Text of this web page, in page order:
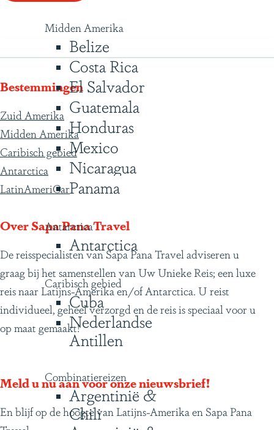
Midden Amerika
Belize
Costa Rica
El Salvador
Guatemala
Honduras
Mexico
Nicaragua
Panama
Antarctica
Antarctica
Caribisch gebied
Cuba
Nederlandse
Antillen
Combinatiereizen
Argentinië &
Chili
Bestemmingen
Zuid Amerika
Midden Amerika
Caribisch gebied
Antarctica
LatinAmeriCar
Over Sapa Pana Travel
De reisspecialisten van Sapa Pana Travel adviseren u
graag bij het samenstellen van Uw Unieke Reis; een luxe
reis naar Latijns-Amerika en/of Antarctica. U reist
individueel, geheel verzorgd en de reis is speciaal voor u
op maat gemaakt!
Meld u nu aan voor onze nieuwsbrief!
En blijf op de hoogte van Latijns-Amerika en Sapa Pana